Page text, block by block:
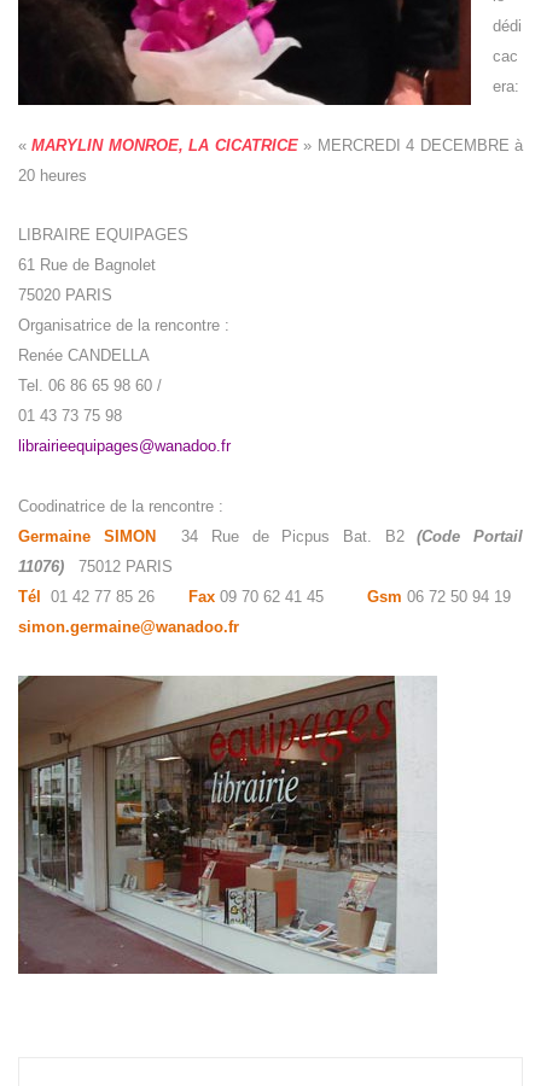
dédi
cac
era:
«MARYLIN MONROE, LA CICATRICE» MERCREDI 4 DECEMBRE à
20 heures
LIBRAIRE EQUIPAGES
61 Rue de Bagnolet
75020 PARIS
Organisatrice de la rencontre :
Renée CANDELLA
Tel. 06 86 65 98 60 /
01 43 73 75 98
librairieequipages@wanadoo.fr
Coodinatrice de la rencontre :
Germaine SIMON
34 Rue de Picpus Bat. B2(Code Portail
11076) 75012 PARIS
Tél
01 42 77 85 26 Fax 09 70 62 41 45 Gsm 06 72 50 94 19
simon.germaine@wanadoo.fr